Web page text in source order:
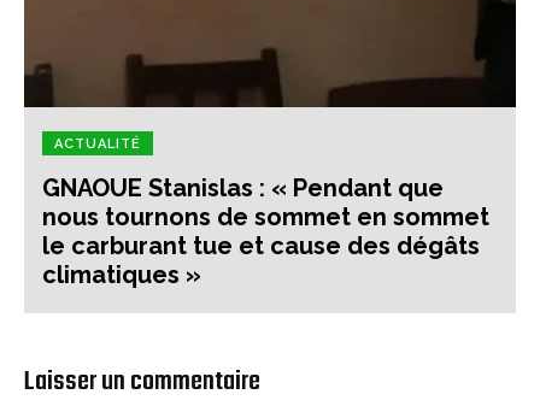
ACTUALITÉ
GNAOUE Stanislas : « Pendant que
nous tournons de sommet en sommet
le carburant tue et cause des dégâts
climatiques »
Laisser un commentaire